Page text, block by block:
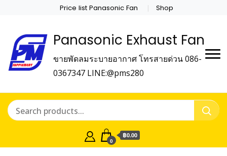
Price list Panasonic Fan Shop
Panasonic Exhaust Fan
ขายพัดลมระบายอากาศ โทรสายด่วน 086-
0367347 LINE:@pms280
0
฿0.00